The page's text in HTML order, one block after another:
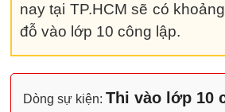
nay tại TP.HCM sẽ có
đỗ vào lớp 10 công lập.
Dòng sự kiện: Thi vào lớp 10